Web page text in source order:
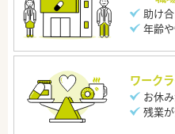
助け
年齢
ワーク
お休
残業